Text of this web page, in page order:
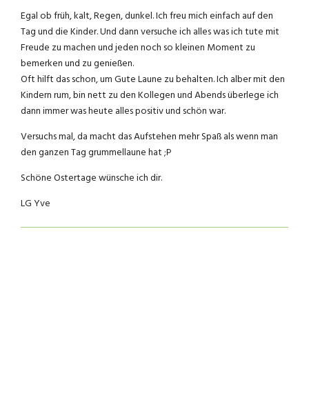
Egal ob früh, kalt, Regen, dunkel. Ich freu mich einfach auf den
Tag und die Kinder. Und dann versuche ich alles was ich tute mit
Freude zu machen und jeden noch so kleinen Moment zu
bemerken und zu genießen.
Oft hilft das schon, um Gute Laune zu behalten. Ich alber mit den
Kindern rum, bin nett zu den Kollegen und Abends überlege ich
dann immer was heute alles positiv und schön war.
Versuchs mal, da macht das Aufstehen mehr Spaß als wenn man
den ganzen Tag grummellaune hat ;P
Schöne Ostertage wünsche ich dir.
LG Yve